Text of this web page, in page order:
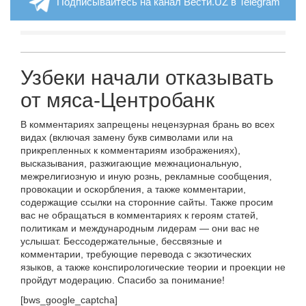
Узбеки начали отказывать
от мяса-Центробанк
В комментариях запрещены нецензурная брань во всех
видах (включая замену букв символами или на
прикрепленных к комментариям изображениях),
высказывания, разжигающие межнациональную,
межрелигиозную и иную рознь, рекламные сообщения,
провокации и оскорбления, а также комментарии,
содержащие ссылки на сторонние сайты. Также просим
вас не обращаться в комментариях к героям статей,
политикам и международным лидерам — они вас не
услышат. Бессодержательные, бессвязные и
комментарии, требующие перевода с экзотических
языков, а также конспирологические теории и проекции не
пройдут модерацию. Спасибо за понимание!
[bws_google_captcha]